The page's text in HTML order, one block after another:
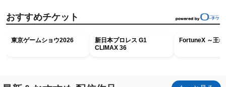
おすすめチケット
東京ゲームショウ2026
新日本プロレス G1
CLIMAX 36
FortuneX ～王